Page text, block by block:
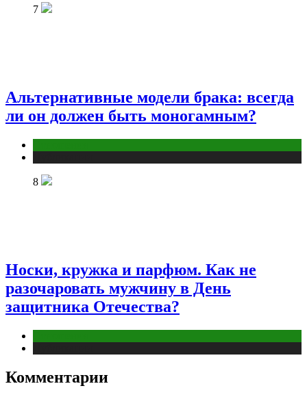
7
Альтернативные модели брака: всегда
ли он должен быть моногамным?
8
Носки, кружка и парфюм. Как не
разочаровать мужчину в День
защитника Отечества?
Комментарии